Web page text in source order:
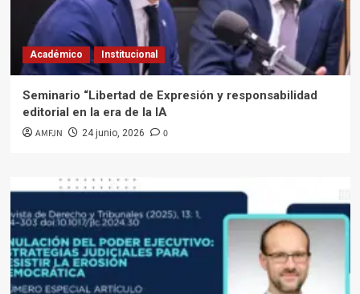
Académico Institucional
Seminario “Libertad de Expresión y responsabilidad
editorial en la era de la IA
AMFJN 24 junio, 2026 0